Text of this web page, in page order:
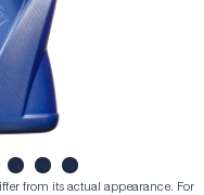
7 8 9
from its actual appearance. For